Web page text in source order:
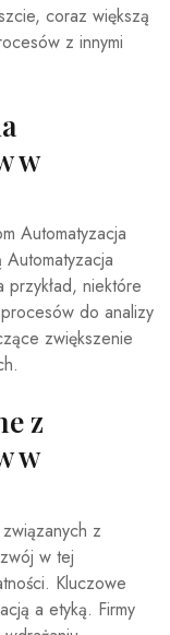
coraz większą
z innymi
w
Automatyzacja
niektóre
do analizy
zwiększenie
z
w
z
w tej
Kluczowe
a etyką. Firmy